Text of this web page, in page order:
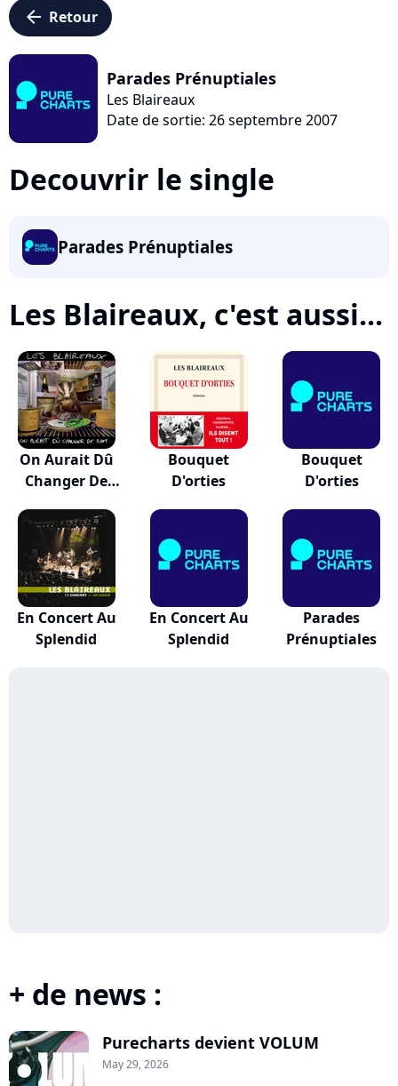
arrow_left Retour
Parades Prénuptiales
Les Blaireaux
Date de sortie: 26 septembre 2007
Decouvrir le single
Parades Prénuptiales
Les Blaireaux, c'est aussi...
On Aurait Dû
Changer De
Bouquet
D'orties
Bouquet
D'orties
En Concert Au
Splendid
En Concert Au
Splendid
Parades
Prénuptiales
+ de news :
Purecharts devient VOLUM
May 29, 2026